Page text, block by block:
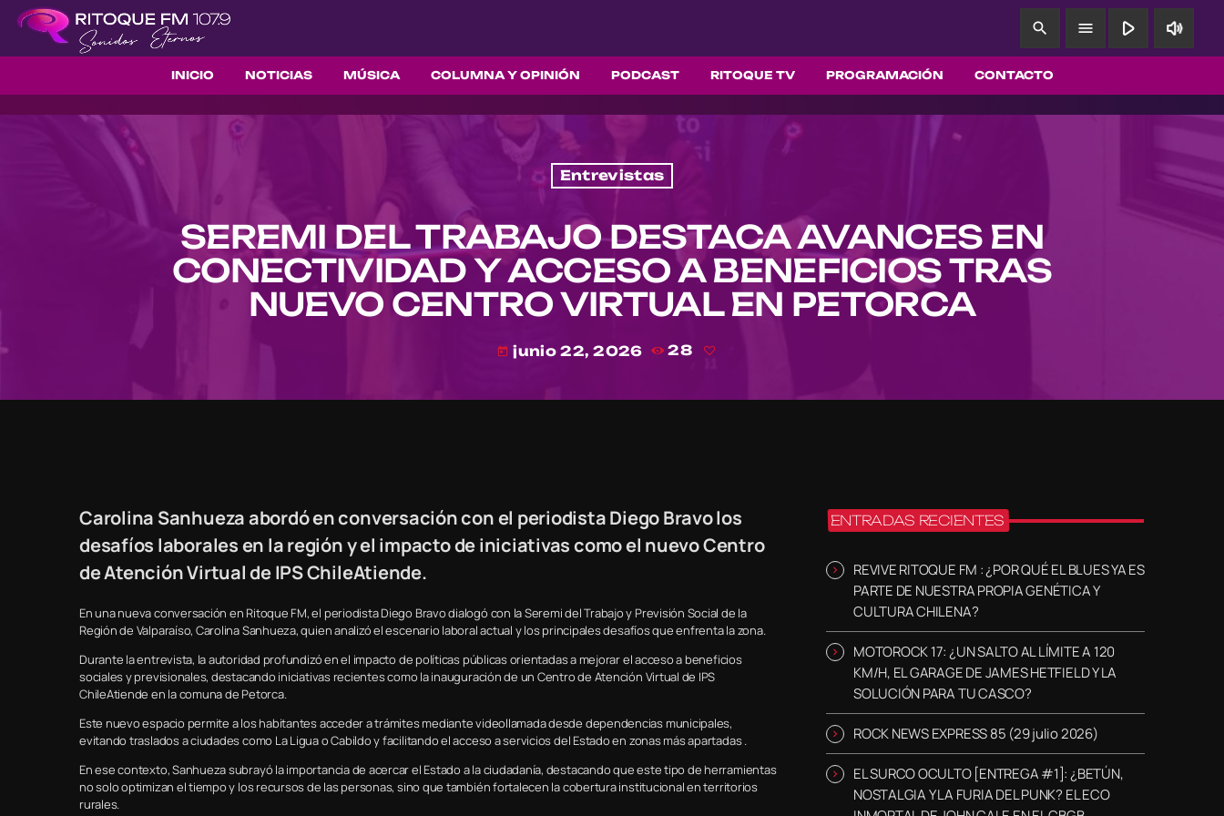
INICIO NOTICIAS MÚSICA COLUMNA Y OPINIÓN PODCAST RITOQUE TV PROGRAMACIÓN CONTACTO
search menu play_arrow volume_up
Entrevistas
SEREMI DEL TRABAJO DESTACA AVANCES EN
CONECTIVIDAD Y ACCESO A BENEFICIOS TRAS
NUEVO CENTRO VIRTUAL EN PETORCA
today junio 22, 2026 28
Carolina Sanhueza abordó en conversación con el periodista Diego Bravo los
desafíos laborales en la región y el impacto de iniciativas como el nuevo Centro
de Atención Virtual de IPS ChileAtiende.
En una nueva conversación en Ritoque FM, el periodista Diego Bravo dialogó con la Seremi del Trabajo y Previsión Social de la
Región de Valparaíso, Carolina Sanhueza, quien analizó el escenario laboral actual y los principales desafíos que enfrenta la zona.
Durante la entrevista, la autoridad profundizó en el impacto de políticas públicas orientadas a mejorar el acceso a beneficios
sociales y previsionales, destacando iniciativas recientes como la inauguración de un Centro de Atención Virtual de IPS
ChileAtiende en la comuna de Petorca.
Este nuevo espacio permite a los habitantes acceder a trámites mediante videollamada desde dependencias municipales,
evitando traslados a ciudades como La Ligua o Cabildo y facilitando el acceso a servicios del Estado en zonas más apartadas .
En ese contexto, Sanhueza subrayó la importancia de acercar el Estado a la ciudadanía, destacando que este tipo de herramientas
no solo optimizan el tiempo y los recursos de las personas, sino que también fortalecen la cobertura institucional en territorios
rurales.
ENTRADAS RECIENTES
REVIVE RITOQUE FM : ¿POR QUÉ EL BLUES YA ES
PARTE DE NUESTRA PROPIA GENÉTICA Y
CULTURA CHILENA?
MOTOROCK 17: ¿UN SALTO AL LÍMITE A 120
KM/H, EL GARAGE DE JAMES HETFIELD Y LA
SOLUCIÓN PARA TU CASCO?
ROCK NEWS EXPRESS 85 (29 julio 2026)
EL SURCO OCULTO [ENTREGA #1]: ¿BETÚN,
NOSTALGIA Y LA FURIA DEL PUNK? EL ECO